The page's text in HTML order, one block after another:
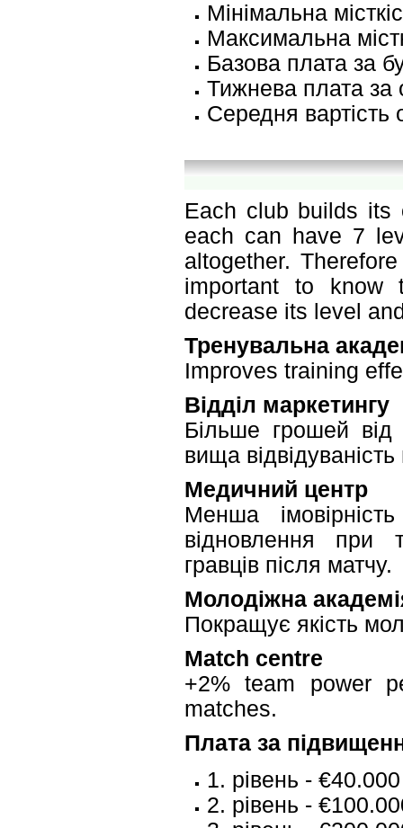
Мінімальна
Максимальна
Базова плата за
Тижнева плата за
Середня вартість
Each club builds its
each can have 7
altogether.
important to
decrease its level
Тренувальна
Improves training
Відділ маркетингу
Більше грошей від
вища відвідуваність
Медичний центр
Менша
відновлення при
гравців після матчу.
Молодіжна
Покращує якість
Match centre
+2% team power
matches.
Плата за
1. рівень - €40.000
2. рівень -